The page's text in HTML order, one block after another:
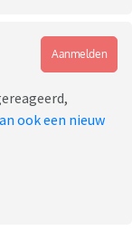
Aanmelden
ook een nieuw